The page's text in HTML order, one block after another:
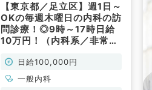
【東京都／足立区】週1日～
OKの毎週木曜日の内科の訪
問診療！◎9時～17時日給
10万円！（内科系／非常
日給100,000円
一般内科